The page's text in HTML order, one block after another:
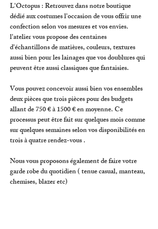
L'Octopus : Retrouvez dans notre boutique
dédié aux costumes l'occasion de vous offrir une
confection selon vos mesures et vos envies.
l'atelier vous propose des centaines
d'échantillons de matières, couleurs, textures
aussi bien pour les lainages que vos doublures qui
peuvent être aussi classiques que fantaisies.
Vous pouvez concevoir aussi bien vos ensembles
deux pièces que trois pièces pour des budgets
allant de 750 € à 1500 € en moyenne. Ce
processus peut être fait sur quelques mois comme
sur quelques semaines selon vos disponibilités en
trois à quatre rendez-vous .
Nous vous proposons également de faire votre
garde robe du quotidien ( tenue casual, manteau,
chemises, blazer etc)